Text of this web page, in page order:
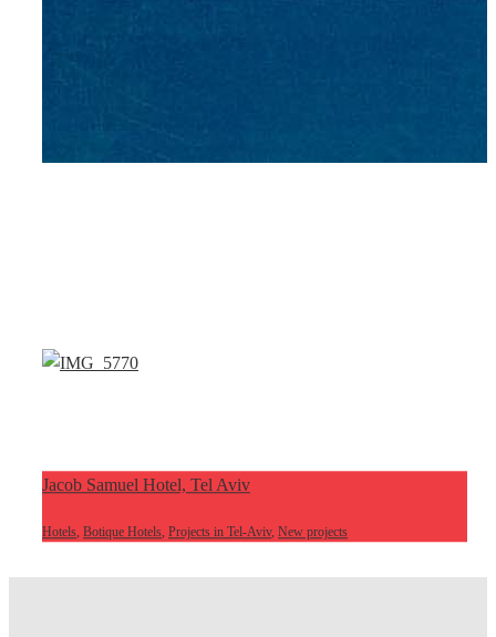
Jacob Samuel Hotel, Tel Aviv
Hotels, Botique Hotels, Projects in Tel-Aviv, New projects